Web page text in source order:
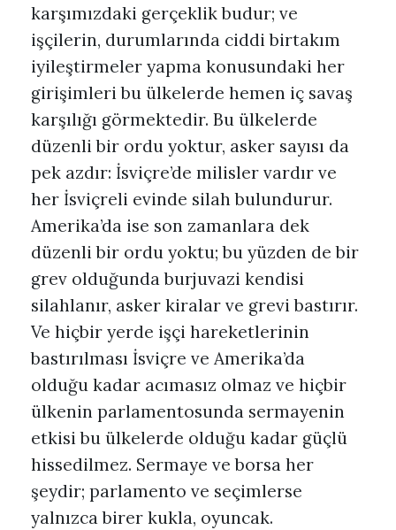
karşımızdaki gerçeklik budur; ve
işçilerin, durumlarında ciddi birtakım
iyileştirmeler yapma konusundaki her
girişimleri bu ülkelerde hemen iç savaş
karşılığı görmektedir. Bu ülkelerde
düzenli bir ordu yoktur, asker sayısı da
pek azdır: İsviçre’de milisler vardır ve
her İsviçreli evinde silah bulundurur.
Amerika’da ise son zamanlara dek
düzenli bir ordu yoktu; bu yüzden de bir
grev olduğunda burjuvazi kendisi
silahlanır, asker kiralar ve grevi bastırır.
Ve hiçbir yerde işçi hareketlerinin
bastırılması İsviçre ve Amerika’da
olduğu kadar acımasız olmaz ve hiçbir
ülkenin parlamentosunda sermayenin
etkisi bu ülkelerde olduğu kadar güçlü
hissedilmez. Sermaye ve borsa her
şeydir; parlamento ve seçimlerse
yalnızca birer kukla, oyuncak.